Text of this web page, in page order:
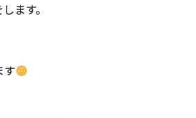
ます。
す